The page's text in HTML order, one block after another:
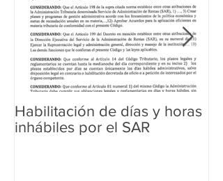
Habilitación de días y horas
inhábiles por el SAR